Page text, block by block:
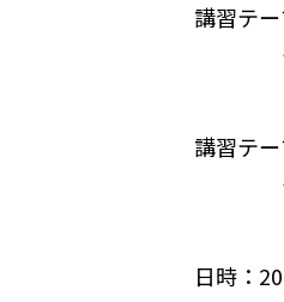
講習テ
プレ
講習テ
プレ
日時：